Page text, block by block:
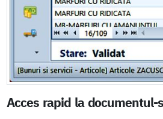
Acces rapid la